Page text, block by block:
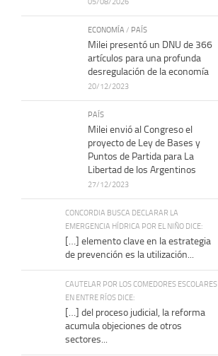
ECONOMÍA / PAÍS
Milei presentó un DNU de 366
artículos para una profunda
desregulación de la economía
20/12/2023
PAÍS
Milei envió al Congreso el
proyecto de Ley de Bases y
Puntos de Partida para La
Libertad de los Argentinos
27/12/2023
CONCORDIA BUSCA DECLARAR LA
EMERGENCIA HÍDRICA POR EL NIÑO DICE:
[…] elemento clave en la estrategia
de prevención es la utilización...
CAUTELAR POR LOS COMEDORES ESCOLARES
EN ENTRE RÍOS DICE:
[…] del proceso judicial, la reforma
acumula objeciones de otros
sectores...